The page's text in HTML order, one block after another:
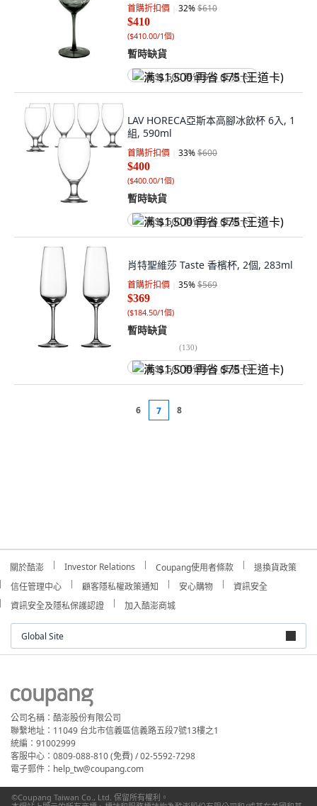
首購折扣價 32%$610
$410
($410.00/1個)
暫時缺貨
满 $1,500 再省 $75 (王道卡)
LAV HORECA亞斯本高腳冰飲杯 6入, 1
組, 590ml
首購折扣價 33%$600
$400
($400.00/1個)
暫時缺貨
满 $1,500 再省 $75 (王道卡)
肖特聖維莎 Taste 香檳杯, 2個, 283ml
首購折扣價 35%$569
$369
($184.50/1個)
暫時缺貨
(130)
满 $1,500 再省 $75 (王道卡)
6 7 8
關於酷澎 Investor Relations Coupang使用者條款
退換貨政策
信任管理中心
顧客隱私權政策通知 安心購物
資訊安全
資訊安全及隱私保護認證
加入酷澎商城
Global Site
公司名稱：酷澎股份有限公司
聯繫地址：11049 台北市信義區信義路五段7號13樓之1
統編：91002999
客服中心：0809-088-810 (免費) / 02-5592-7298
電子郵件：help_tw@coupang.com
©Coupang Taiwan Co., Ltd. 保留所有權利。